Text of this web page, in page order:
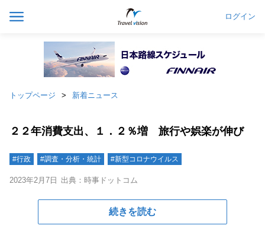
ログイン
トップページ 新着ニュース
２２年消費支出、１．２％増 旅行や娯楽が伸び
#行政 #調査・分析・統計 #新型コロナウイルス
2023年2月7日 出典：時事ドットコム
続きを読む